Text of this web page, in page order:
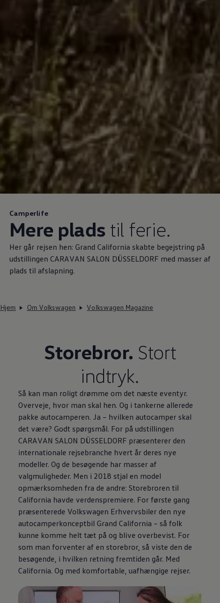
Camperlife
Mere plads til ferie.
Her går rejsen hen: Grand California skabte begejstring på
udstillingen CARAVAN SALON DÜSSELDORF med masser af
plads til afslapning.
Hjem Om Volkswagen Volkswagen Magazine
Storebror. Stort
indtryk.
Så kan man roligt drømme om det næste eventyr.
Overveje, hvor man skal hen. Og i tankerne allerede
pakke autocamperen. Ja – hvilken autocamper skal
det være? Godt spørgsmål. For på udstillingen
CARAVAN SALON DÜSSELDORF præsenterer den
internationale rejsebranche hvert år deres nye
modeller. Og de besøgende har masser af
valgmuligheder. Men i 2018 stjal en model
opmærksomheden fra de andre: Storebroren til
California havde verdenspremiere. For første gang
præsenterede Volkswagen Erhvervsbiler den nye
autocamperkonceptbil Grand California – så folk
kunne komme helt tæt på og blive overbevist. For
som man forventer af en storebror, så viste den de
besøgende, i hvilken retning fremtiden går. Med
California. Og med komfortable, uafhængige rejser.